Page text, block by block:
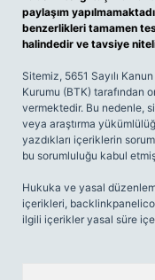
paylaşım
benzerlikleri tamamen
halindedir ve tavsiye
Sitemiz, 5651 Sayılı
Kurumu (BTK) tarafından
vermektedir. Bu nedenle,
veya araştırma
yazdıkları içeriklerin
bu sorumluluğu kabul etmiş
Hukuka ve yasal
içerikleri,
ilgili içerikler yasal süre